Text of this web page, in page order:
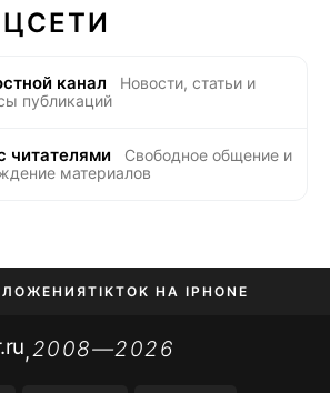
канал
Новости, статьи и
публикаций
читателями
Свободное общение и
материалов
TIKTOK НА IPHONE
STORE
,2008—2026